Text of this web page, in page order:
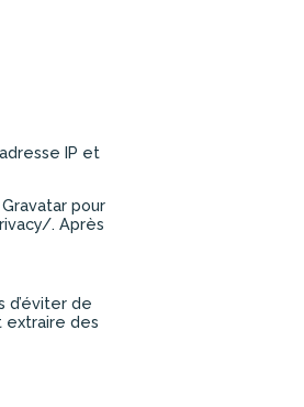
IP et
pour
. Après
d’éviter de
extraire des